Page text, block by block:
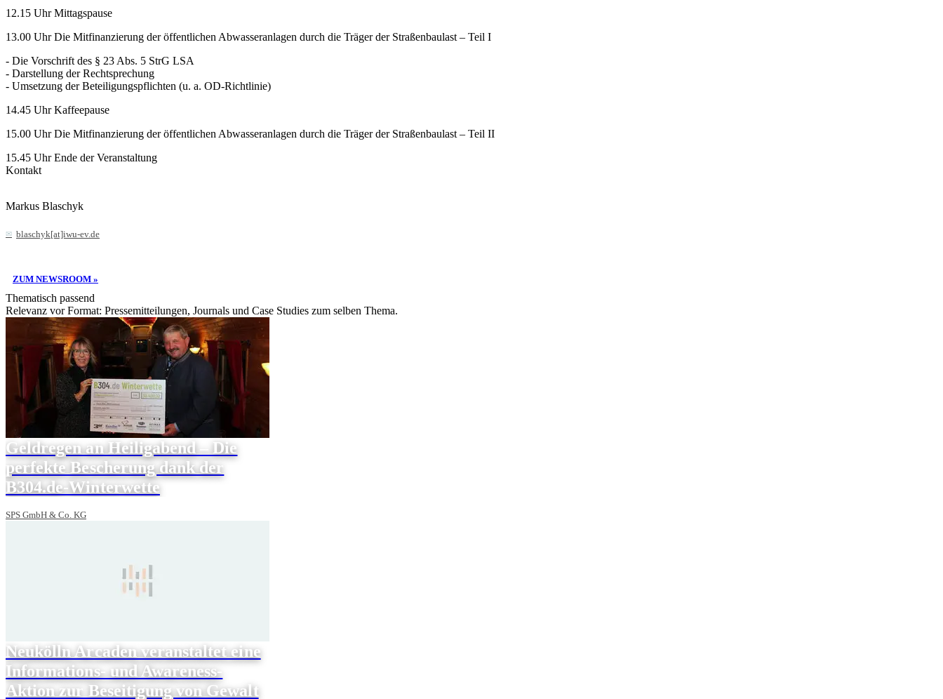
12.15 Uhr Mittagspause
13.00 Uhr Die Mitfinanzierung der öffentlichen Abwasseranlagen durch die Träger der Straßenbaulast – Teil I
- Die Vorschrift des § 23 Abs. 5 StrG LSA
- Darstellung der Rechtsprechung
- Umsetzung der Beteiligungspflichten (u. a. OD-Richtlinie)
14.45 Uhr Kaffeepause
15.00 Uhr Die Mitfinanzierung der öffentlichen Abwasseranlagen durch die Träger der Straßenbaulast – Teil II
15.45 Uhr Ende der Veranstaltung
Kontakt
Markus Blaschyk
blaschyk[at]iwu-ev.de
ZUM NEWSROOM »
Thematisch passend
Relevanz vor Format: Pressemitteilungen, Journals und Case Studies zum selben Thema.
Geldregen an Heiligabend – Die
perfekte Bescherung dank der
B304.de-Winterwette
SPS GmbH & Co. KG
Neukölln Arcaden veranstaltet eine
Informations- und Awareness-
Aktion zur Beseitigung von Gewalt